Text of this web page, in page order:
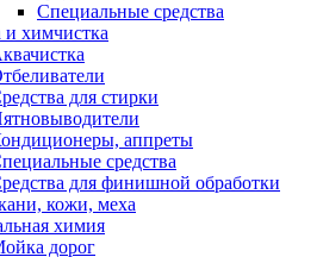
Специальные средства
и химчистка
для стирки
аппреты
средства
для финишной обработки
кожи, меха
химия
дорог